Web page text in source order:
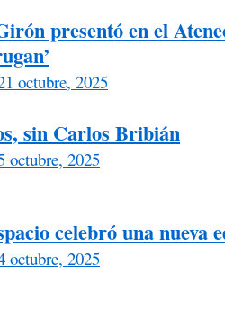
presentó en el
octubre, 2025
sin Carlos Bribián
octubre, 2025
celebró una nueva
octubre, 2025